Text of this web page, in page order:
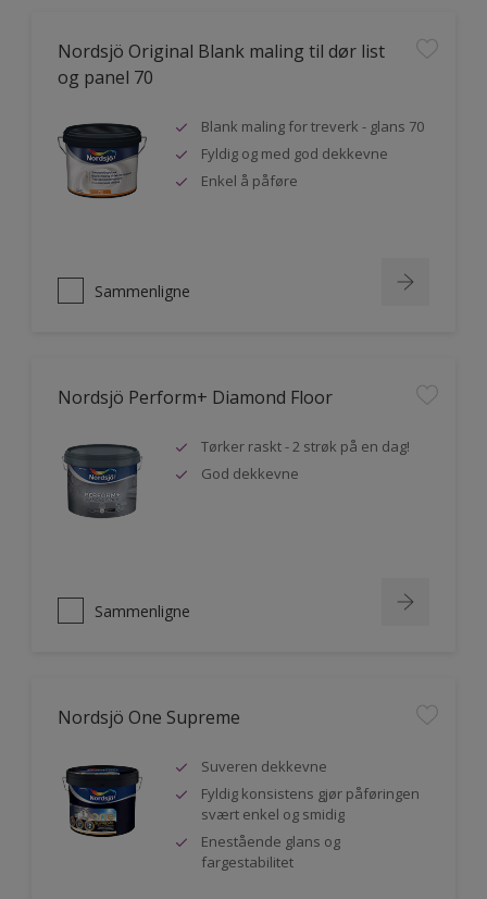
Nordsjö Original Blank maling til dør list
og panel 70
Blank maling for treverk - glans 70
Fyldig og med god dekkevne
Enkel å påføre
Sammenligne
Nordsjö Perform+ Diamond Floor
Tørker raskt - 2 strøk på en dag!
God dekkevne
Sammenligne
Nordsjö One Supreme
Suveren dekkevne
Fyldig konsistens gjør påføringen
svært enkel og smidig
Enestående glans og
fargestabilitet